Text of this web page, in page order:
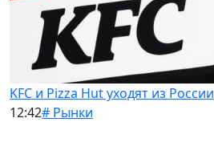
KFC и Pizza Hut уходят из России
12:42# Рынки